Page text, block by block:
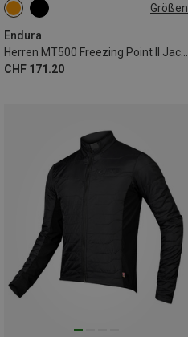
Größen
Endura
Herren MT500 Freezing Point II Jacke
CHF 171.20
S